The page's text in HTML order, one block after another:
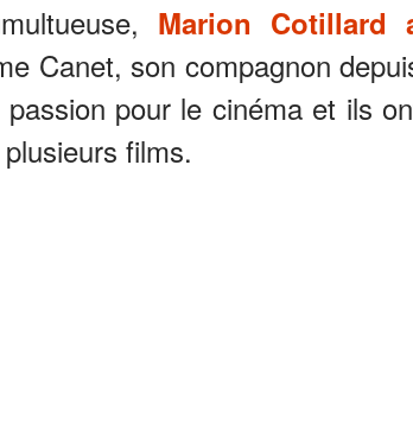
Marion Cotillard
Canet, son compagnon
pour le cinéma et ils
films.